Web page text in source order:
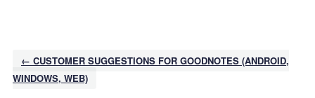
← CUSTOMER SUGGESTIONS FOR GOODNOTES (ANDROID,
WINDOWS, WEB)